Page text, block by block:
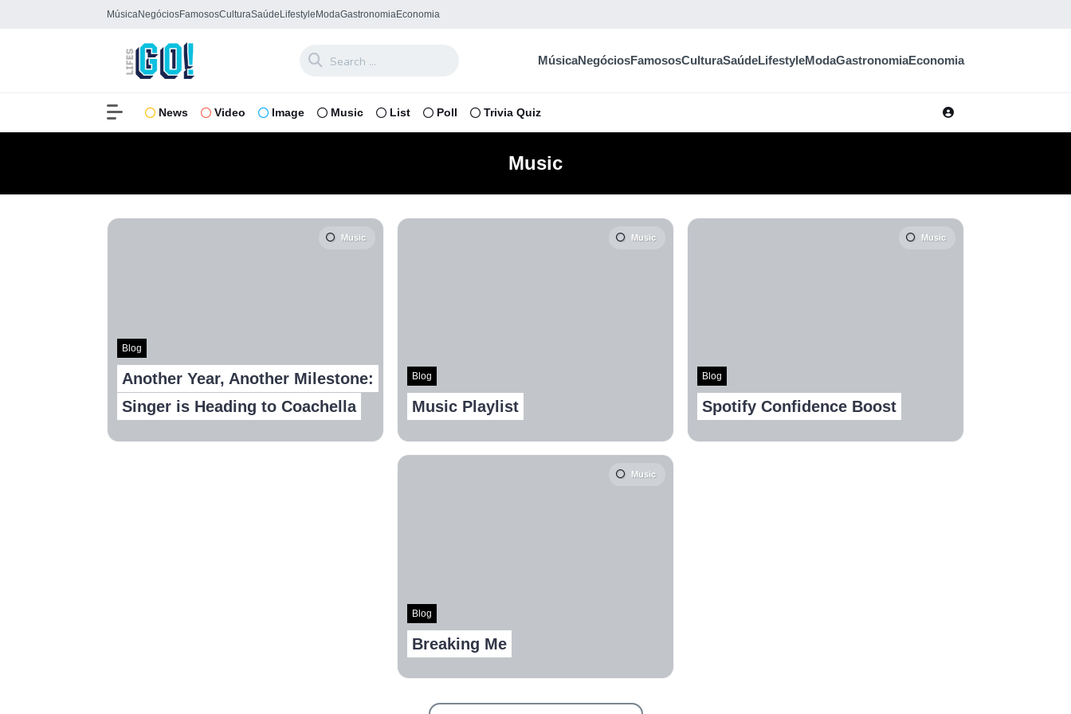
MúsicaNegóciosFamososCulturaSaúde Lifestyle ModaGastronomiaEconomia
MúsicaNegóciosFamososCulturaSaúdeLifestyleModaGastronomiaEconomia
News Video Image Music List Poll Trivia Quiz
Music
Music
Blog
Another Year, Another Milestone:
Singer is Heading to Coachella
Music
Blog
Music Playlist
Music
Blog
Spotify Confidence Boost
Music
Blog
Breaking Me